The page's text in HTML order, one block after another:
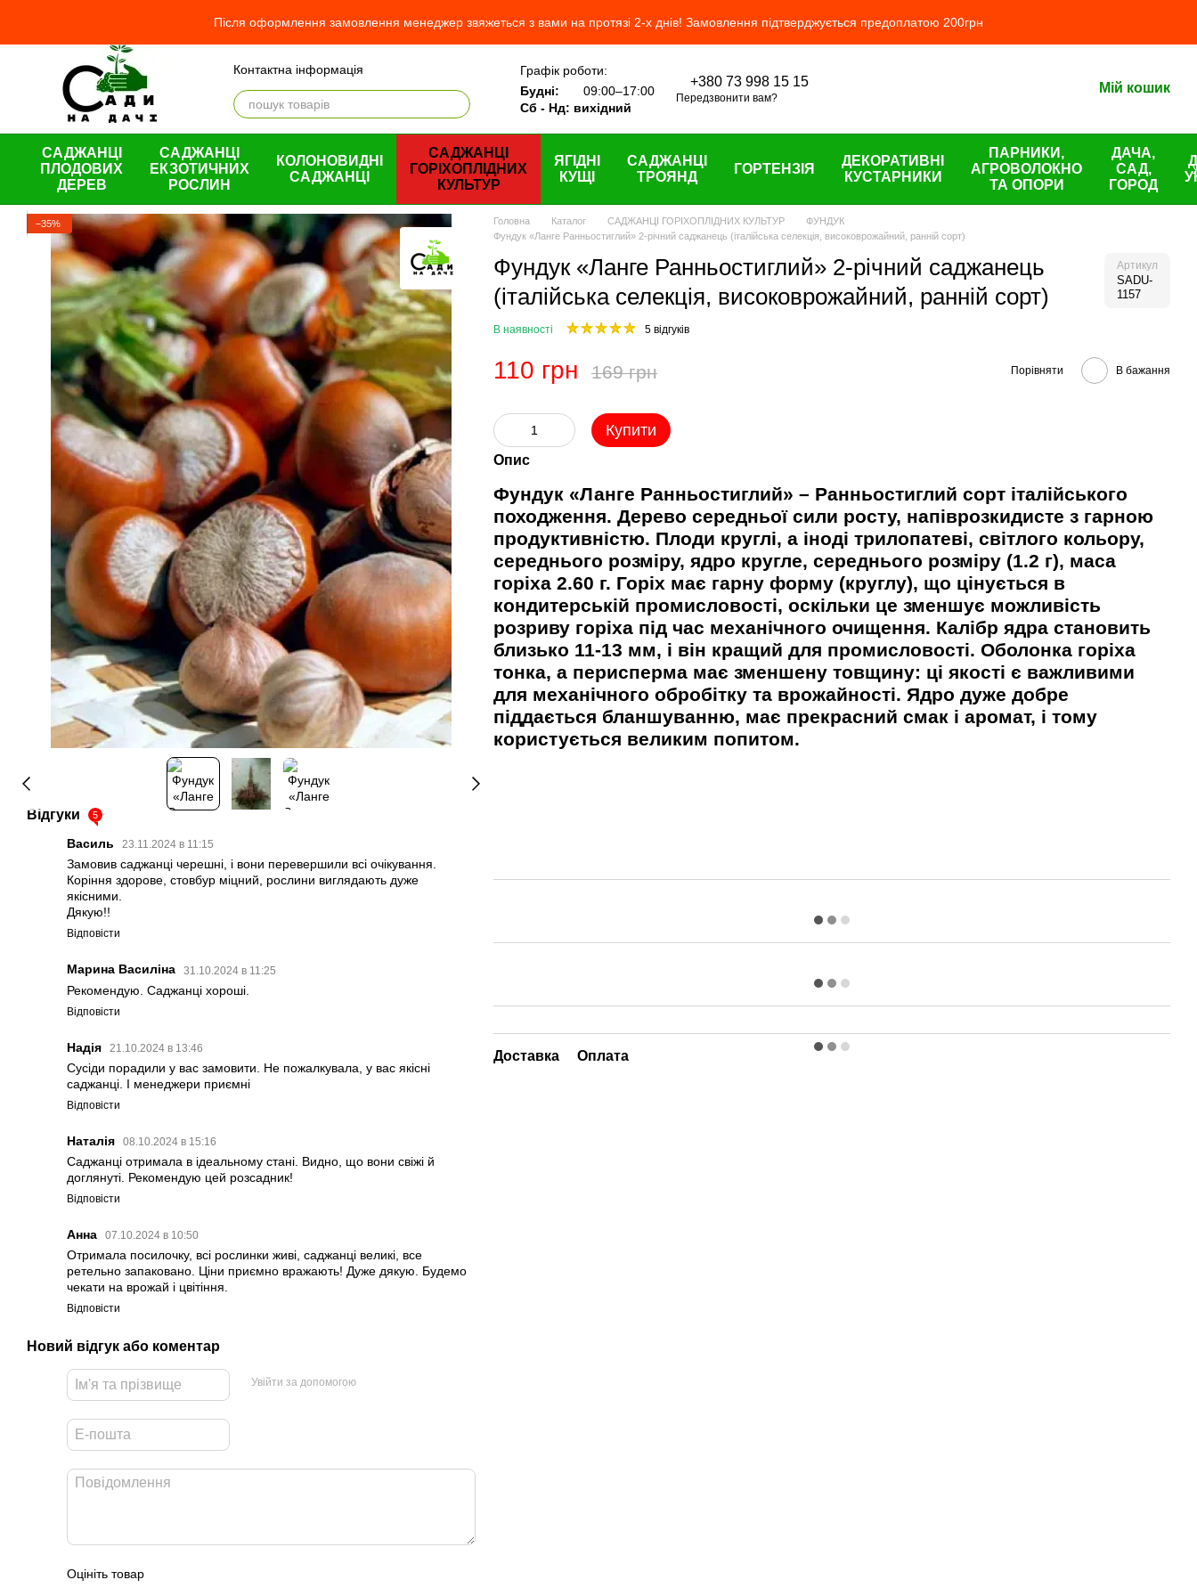
Після оформлення замовлення менеджер звяжеться з вами на протязі 2-х днів! Замовлення підтверджується предоплатою 200грн
Контактна інформація
Відгуки про магазин
Про нас
Оплата і доставка
Графік роботи:
Будні:
09:00–17:00
Сб - Нд: вихідний
+380 73 998 15 15
Передзвонити вам?
Мій кошик
САДЖАНЦІ
ПЛОДОВИХ
ДЕРЕВ
САДЖАНЦІ
ЕКЗОТИЧНИХ
РОСЛИН
КОЛОНОВИДНІ
САДЖАНЦІ
САДЖАНЦІ
ГОРІХОПЛІДНИХ
КУЛЬТУР
ЯГІДНІ
КУЩІ
САДЖАНЦІ
ТРОЯНД
ГОРТЕНЗІЯ
ДЕКОРАТИВНІ
КУСТАРНИКИ
ПАРНИКИ,
АГРОВОЛОКНО
ТА ОПОРИ
ДАЧА,
САД,
ГОРОД
−35%
Відгуки 5
Василь 23.11.2024 в 11:15
Замовив саджанці черешні, і вони перевершили всі очікування.
Коріння здорове, стовбур міцний, рослини виглядають дуже
якісними.
Дякую!!
Відповісти
Марина Василіна 31.10.2024 в 11:25
Рекомендую. Саджанці хороші.
Відповісти
Надія 21.10.2024 в 13:46
Сусіди порадили у вас замовити. Не пожалкувала, у вас якісні
саджанці. І менеджери приємні
Відповісти
Наталія 08.10.2024 в 15:16
Саджанці отримала в ідеальному стані. Видно, що вони свіжі й
доглянуті. Рекомендую цей розсадник!
Відповісти
Анна 07.10.2024 в 10:50
Отримала посилочку, всі рослинки живі, саджанці великі, все
ретельно запаковано. Ціни приємно вражають! Дуже дякую. Будемо
чекати на врожай і цвітіння.
Відповісти
Новий відгук або коментар
Увійти за допомогою
Оцініть товар
Головна Каталог САДЖАНЦІ ГОРІХОПЛІДНИХ КУЛЬТУР
ФУНДУК
Фундук «Ланге Ранньостиглий» 2-річний саджанець (італійська селекція, високоврожайний, ранній сорт)
Фундук «Ланге Ранньостиглий» 2-річний саджанець
(італійська селекція, високоврожайний, ранній сорт)
Артикул
SADU-
1157
В наявності 5 відгуків
110 грн 169 грн Порівняти В бажання
Купити
Опис
Фундук «Ланге Ранньостиглий» – Ранньостиглий сорт італійського
походження. Дерево середньої сили росту, напіврозкидисте з гарною
продуктивністю. Плоди круглі, а іноді трилопатеві, світлого кольору,
середнього розміру, ядро кругле, середнього розміру (1.2 г), маса
горіха 2.60 г. Горіх має гарну форму (круглу), що цінується в
кондитерській промисловості, оскільки це зменшує можливість
розриву горіха під час механічного очищення. Калібр ядра становить
близько 11-13 мм, і він кращий для промисловості. Оболонка горіха
тонка, а перисперма має зменшену товщину: ці якості є важливими
для механічного обробітку та врожайності. Ядро дуже добре
піддається бланшуванню, має прекрасний смак і аромат, і тому
користується великим попитом.
Доставка Оплата